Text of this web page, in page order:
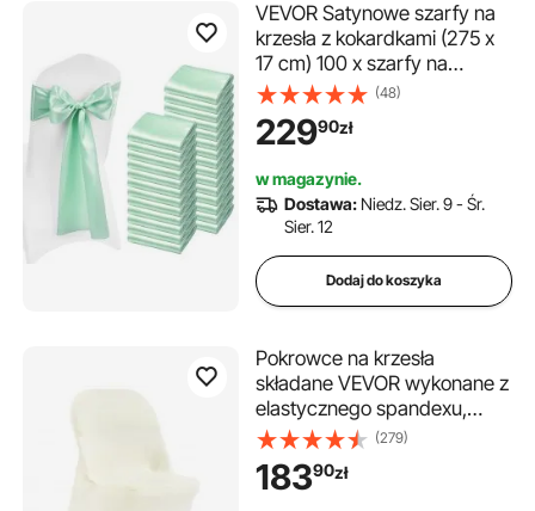
VEVOR Satynowe szarfy na
krzesła z kokardkami (275 x
17 cm) 100 x szarfy na
krzesła do wiązania, szarfy
na krzesła na wesela,
przyjęcia, dekoracje
pokrowce na krzesła
bankietowe, szarfy na
krzesła, zielone
(48)
22990zł
w magazynie.
Dostawa: Niedz. Sier. 9 - Śr.
Sier. 12
Dodaj do koszyka
Pokrowce na krzesła
składane VEVOR wykonane z
elastycznego spandexu,
krótkie pokrowce na krzesła,
zdejmowane i nadające się
do prania, na wesela, święta,
(279)
18390zł